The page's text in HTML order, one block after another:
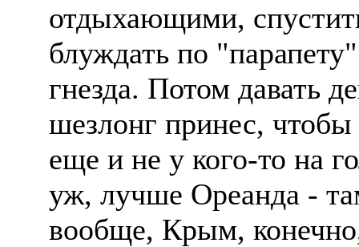
отдыхающими,
блуждать по
гнезда. Потом давать
шезлонг принес,
еще и не у кого-то на
уж, лучше Ореанда -
вообще, Крым,